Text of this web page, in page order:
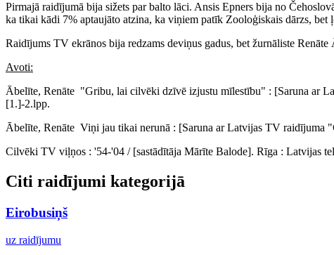
Pirmajā raidījumā bija sižets par balto lāci. Ansis Epners bija no
ka tikai kādi 7% aptaujāto atzina, ka viņiem patīk Zooloģiskais dārzs,
Raidījums TV ekrānos bija redzams deviņus gadus, bet žurnāliste
Avoti:
Ābelīte, Renāte "Gribu, lai cilvēki dzīvē izjustu mīlestību" : [Saruna ar
[1.]-2.lpp.
Ābelīte, Renāte Viņi jau tikai nerunā : [Saruna ar Latvijas TV
Cilvēki TV viļņos : '54-'04 / [sastādītāja Mārīte Balode]. Rīga : Latvijas
Citi raidījumi kategorijā
Eirobusiņš
uz raidījumu